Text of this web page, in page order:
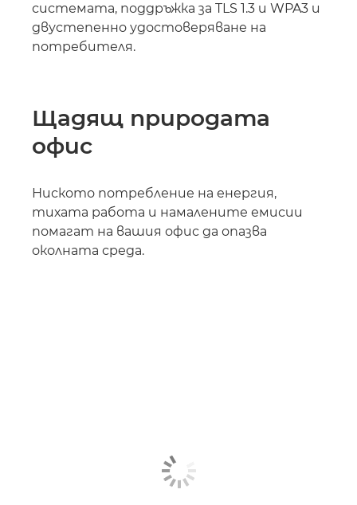
системата, поддръжка за TLS 1.3 и WPA3 и
двустепенно удостоверяване на
потребителя.
Щадящ природата
офис
Ниското потребление на енергия,
тихата работа и намалените емисии
помагат на вашия офис да опазва
околната среда.